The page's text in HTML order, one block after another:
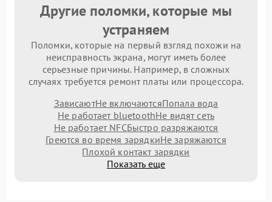
Другие поломки, которые мы
устраняем
Поломки, которые на первый взгляд похожи на
неисправность экрана, могут иметь более
серьезные причины. Например, в сложных
случаях требуется ремонт платы или процессора.
ЗависаютНе включаютсяПопала вода
Не работает bluetoothНе видят сеть
Не работает NFCБыстро разряжаются
Греются во время зарядкиНе заряжаются
Плохой контакт зарядки
Показать еще